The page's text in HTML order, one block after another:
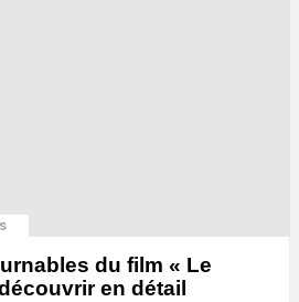
du film « Le
en détail